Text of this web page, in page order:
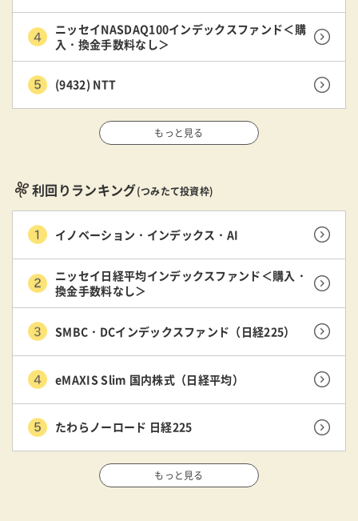
ニッセイNASDAQ100インデックスファンド＜購
入・換金手数料なし＞
(9432) NTT
もっと見る
利回りランキング(つみたて投資枠)
イノベーション・インデックス・AI
ニッセイ日経平均インデックスファンド＜購入・
換金手数料なし＞
SMBC・DCインデックスファンド（日経225）
eMAXIS Slim 国内株式（日経平均）
たわらノーロード 日経225
もっと見る